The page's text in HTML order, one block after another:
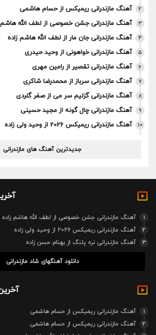
2 آهنگ مازندرانی ریمیکس از حسام هاشمی
3 آهنگ مازندرانی جشن خصوصی از لطف الله هاشم
4 آهنگ مازندرانی جان مار از لطف الله هاشم زاده
5 آهنگ مازندرانی خواهونی از وحید حیدری
6 آهنگ مازندرانی تقصیر از رامین مهری
7 آهنگ مازندرانی سرباز از محمدرضا شاکری
8 آهنگ مازندرانی گزلیم سر می از صفر گلردی
9 آهنگ مازندرانی چال گونه از مجید حسینی
10 آهنگ مازندرانی ریمیکس 2026 از وحید ولی زاده
جدیدترین آهنگ های مازندرانی
1
آهنگ مازندرانی جشن خصوصی از لطف الله هاشم زاده
2
آهنگ مازندرانی ریمیکس 2026 از وحید ولی زاده
3
آهنگ مازندرانی نره پلنگ از بهنام حسن زاده
دانلود آهنگهای شاد مازندرانی
1
آهنگ مازندرانی ریمیکس از حسام هاشمی
2
آهنگ مازندرانی ریمیکس از حسام هاشمی